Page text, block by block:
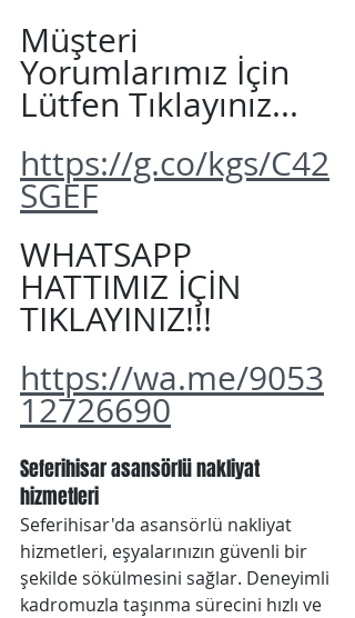
Müşteri
Yorumlarımız İçin
Lütfen Tıklayınız...
https://g.co/kgs/C42
SGEF
WHATSAPP
HATTIMIZ İÇİN
TIKLAYINIZ!!!
https://wa.me/9053
12726690
Seferihisar asansörlü nakliyat
hizmetleri
Seferihisar'da asansörlü nakliyat
hizmetleri, eşyalarınızın güvenli bir
şekilde sökülmesini sağlar. Deneyimli
kadromuzla taşınma sürecini hızlı ve